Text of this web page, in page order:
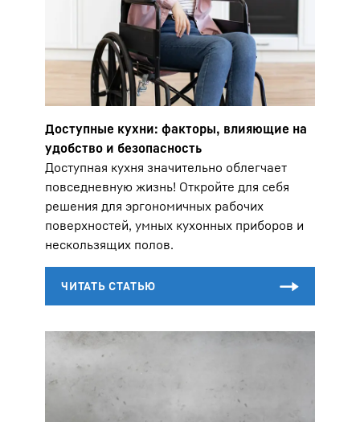
Доступные кухни: факторы, влияющие на
удобство и безопасность
Доступная кухня значительно облегчает
повседневную жизнь! Откройте для себя
решения для эргономичных рабочих
поверхностей, умных кухонных приборов и
нескользящих полов.